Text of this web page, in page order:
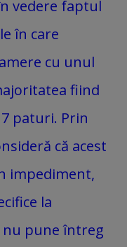
vedere faptul
în care
cu unul
fiind
paturi. Prin
că acest
impediment,
la
pune întreg